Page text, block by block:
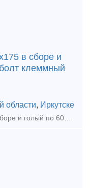
в сборе и
клеммный
области, Иркутске
Куплю - болт закладной м22х175 в сборе и голый по 60000р тн Куплю - болт клеммный м22х75 в сборе и голый новый по 58000р тн Куплю - комплектующие к стрелочным переводам р65, р50 новые и бу Куплю